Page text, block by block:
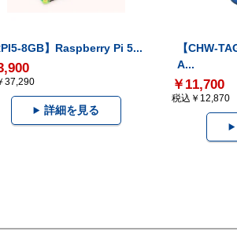
8GB】Raspberry Pi 5...
37,290
詳細を見る
【CHW-
A...
￥11,700
税込￥12,870